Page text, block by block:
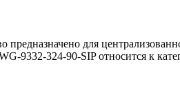
для
9332-324-90-SIP относится к